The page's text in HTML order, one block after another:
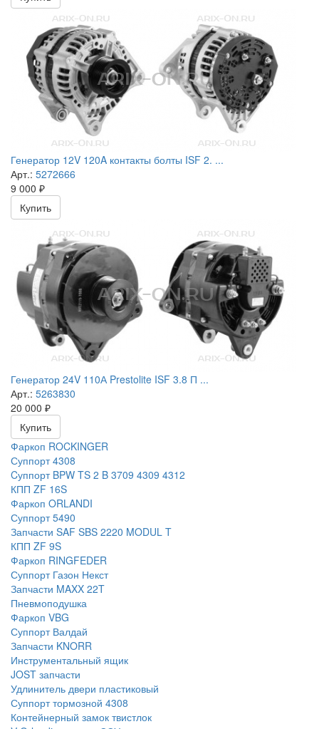
Генератор 12V 120A контакты болты ISF 2. ...
Арт.: 5272666
9 000 ₽
Купить
Генератор 24V 110А Prestolite ISF 3.8 П ...
Арт.: 5263830
20 000 ₽
Купить
Фаркоп ROCKINGER
Суппорт 4308
Cуппорт BPW TS 2 B 3709 4309 4312
КПП ZF 16S
Фаркоп ORLANDI
Суппорт 5490
Запчасти SAF SBS 2220 MODUL T
КПП ZF 9S
Фаркоп RINGFEDER
Суппорт Газон Некст
Запчасти MAXX 22T
Пневмоподушка
Фаркоп VBG
Суппорт Валдай
Запчасти KNORR
Инструментальный ящик
JOST запчасти
Удлинитель двери пластиковый
Суппорт тормозной 4308
Контейнерный замок твистлок